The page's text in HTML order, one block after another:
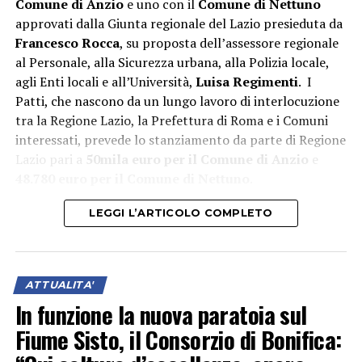
“L’attivazione della Guardia Medica Turistica – afferma il
sindaco Matilde Celentano – rappresenta una risposta
concreta alle esigenze del nostro territorio nel periodo
di maggiore affluenza estiva. Mettiamo a disposizione di
residenti e turisti un servizio di prossimità che rafforza
la tutela della salute e contribuisce a rendere il nostro
litorale ancora più accogliente e sicuro. La sinergia tra
“La realizzazione di questo servizio dimostra quanto sia
Croce Rossa Italiana, Comitato di Latina –. Ringrazio il
dottor Licata, da cui è nata l’idea del progetto, l’ASL di
Latina e il Comune di Latina per aver creduto in questa
iniziativa. La sinergia si traduce in risposte concrete ai
bisogni del territorio. Per noi è un orgoglio contribuire
Comune di Anzioe uno con il Comune di Nettuno
approvati dalla Giunta regionale del Lazio presieduta da
Francesco Rocca, su proposta dell’assessore regionale
al Personale, alla Sicurezza urbana, alla Polizia locale,
agli Enti locali e all’Università, Luisa Regimenti. I
Patti, che nascono da un lungo lavoro di interlocuzione
tra la Regione Lazio, la Prefettura di Roma e i Comuni
interessati, prevede lo stanziamento da parte di Regione
Lazio pari a
50mila euro per il Comune di Anzio e
LEGGI L’ARTICOLO COMPLETO
ATTUALITA'
In funzione la nuova paratoia sul
Fiume Sisto, il Consorzio di Bonifica: